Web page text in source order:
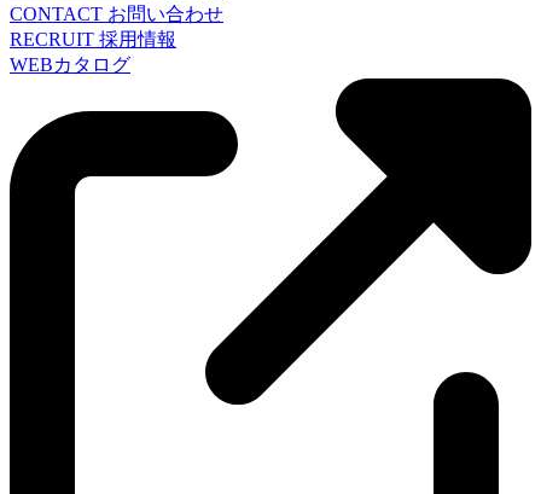
CONTACT お問い合わせ
RECRUIT 採用情報
WEBカタログ